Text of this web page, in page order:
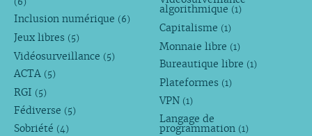
Inclusion numérique (6)
Jeux libres (5)
Vidéosurveillance (5)
ACTA (5)
RGI (5)
Fédiverse (5)
Sobriété (4)
algorithmique (1)
Capitalisme (1)
Monnaie libre (1)
Bureautique libre (1)
Plateformes (1)
VPN (1)
Langage de
programmation (1)